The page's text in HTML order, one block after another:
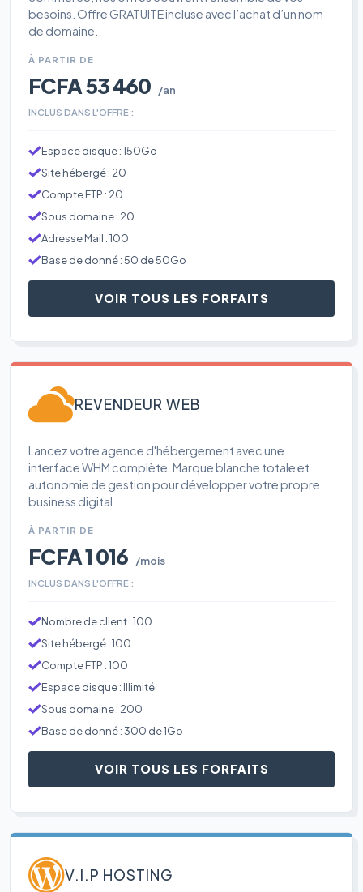
besoins. Offre GRATUITE incluse avec l’achat d’un nom
de domaine.
À PARTIR DE
FCFA 53 460 /an
INCLUS DANS L'OFFRE :
Espace disque : 150Go
Site hébergé : 20
Compte FTP : 20
Sous domaine : 20
Adresse Mail : 100
Base de donné : 50 de 50Go
VOIR TOUS LES FORFAITS
REVENDEUR WEB
Lancez votre agence d'hébergement avec une
interface WHM complète. Marque blanche totale et
autonomie de gestion pour développer votre propre
business digital.
À PARTIR DE
FCFA 1 016 /mois
INCLUS DANS L'OFFRE :
Nombre de client : 100
Site hébergé : 100
Compte FTP : 100
Espace disque : Illimité
Sous domaine : 200
Base de donné : 300 de 1Go
VOIR TOUS LES FORFAITS
V.I.P HOSTING